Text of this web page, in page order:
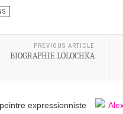
PREVIOUS ARTICLE
BIOGRAPHIE LOLOCHKA
expressionniste